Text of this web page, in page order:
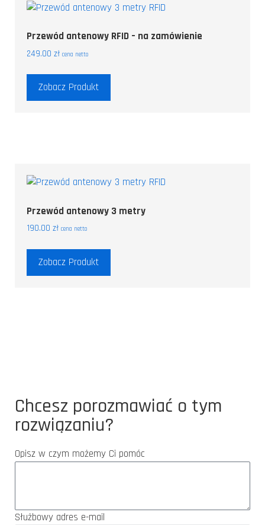
Przewód antenowy RFID – na zamówienie
249.00 zł cena netto
Zobacz Produkt
Przewód antenowy 3 metry
190.00 zł cena netto
Zobacz Produkt
Chcesz porozmawiać o tym
rozwiązaniu?
Opisz w czym możemy Ci pomóc
Służbowy adres e-mail